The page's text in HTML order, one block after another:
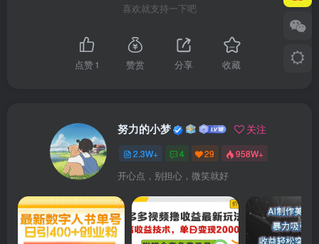
喜欢就支持一下吧
点赞1 赞赏 分享 收藏
努力的小梦 关注
2.3W+ 4 29 958W+
开心点，别担心，微笑就好